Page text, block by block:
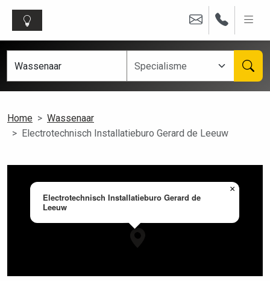
Home
Wassenaar
Electrotechnisch Installatieburo Gerard de Leeuw
Electrotechnisch Installatieburo Gerard de
Leeuw
×